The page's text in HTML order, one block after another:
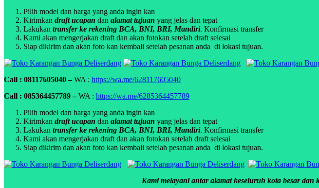
Pilih model dan harga yang anda ingin kan
Kirimkan draft ucapan dan alamat tujuan yang jelas dan tepat
Lakukan transfer ke rekening BCA, BNI, BRI, Mandiri. Konfirmasi transfer
Kami akan mengerjakan draft dan akan fotokan setelah draft selesai
Siap dikirim dan akan foto kan kembali setelah pesanan anda di lokasi tujuan.
Call : 08117605040 –WA : https://wa.me/628117605040
Call : 085364457789 –WA : https://wa.me/6285364457789
Pilih model dan harga yang anda ingin kan
Kirimkan draft ucapan dan alamat tujuan yang jelas dan tepat
Lakukan transfer ke rekening BCA, BNI, BRI, Mandiri. Konfirmasi transfer
Kami akan mengerjakan draft dan akan fotokan setelah draft selesai
Siap dikirim dan akan foto kan kembali setelah pesanan anda di lokasi tujuan.
Kami melayani antar alamat keseluruh kota besar